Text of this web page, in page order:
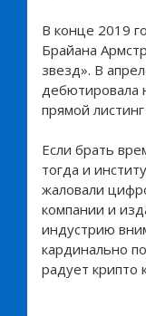
В конце 2019
Брайана
звезд». В
дебютировала
прямой
Если брать
тогда и
жаловали
компании и
индустрию
кардинально
радует крипто